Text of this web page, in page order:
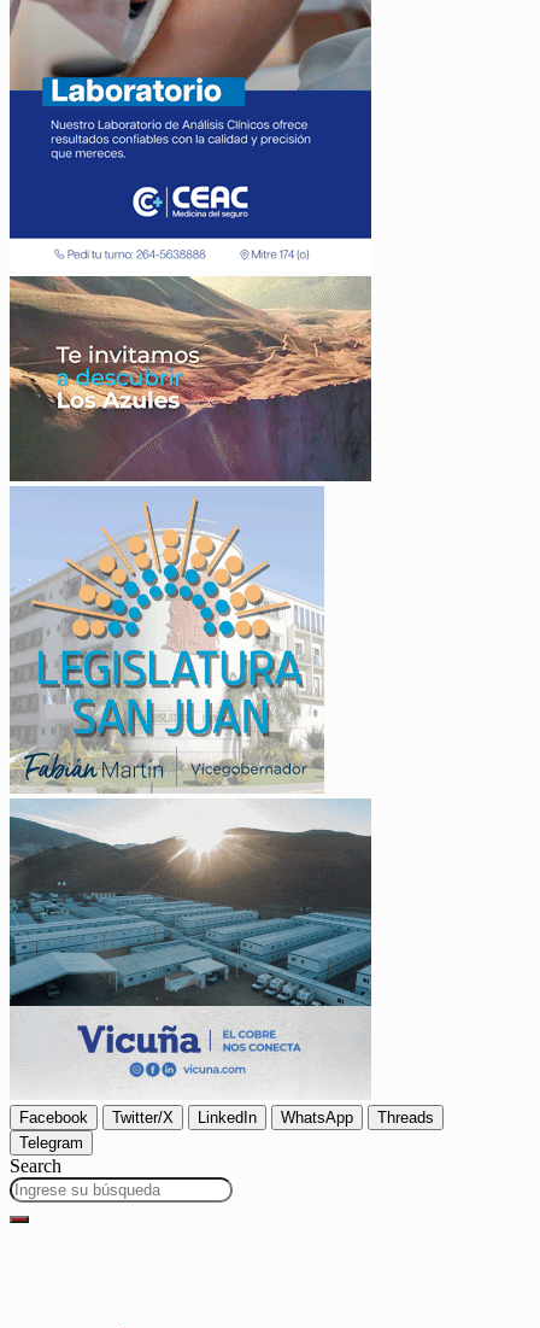
Facebook Twitter/X LinkedIn WhatsApp
Threads
Telegram
Search